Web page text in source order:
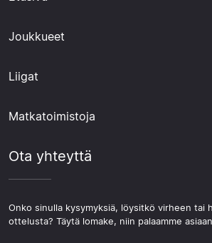
Joukkueet
Liigat
Matkatoimistoja
Ota yhteyttä
Onko sinulla kysymyksiä, löysitkö virheen tai
ottelusta? Täytä lomake, niin palaamme